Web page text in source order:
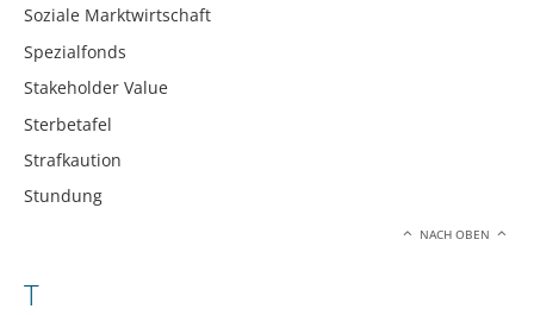
Soziale Marktwirtschaft
Spezialfonds
Stakeholder Value
Sterbetafel
Strafkaution
Stundung
NACH OBEN
T